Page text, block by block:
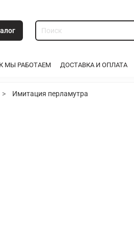
МЫ РАБОТАЕМ ДОСТАВКА И ОПЛАТА
Имитация перламутра